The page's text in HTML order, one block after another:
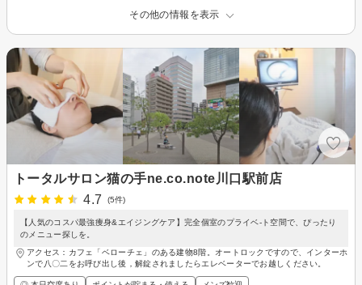
その他の情報を表示
トータルサロン猫の手ne.co.note川口駅前店
4.7
(5件)
【人気のコスパ最強痩身&エイジングケア】完全個室のプライベ-ト空間で、ぴったり
のメニュー探しを。
アクセス：カフェ「ベローチェ」のある建物8階。オートロックですので、インターホ
ンで八〇二をお呼び出し後，解錠されましたらエレベーターでお越しください。